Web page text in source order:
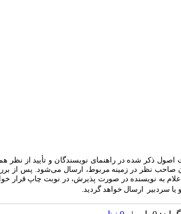
ذکر شده در راهنمای نویسندگان و تأیید از نظر
ارسال به داوری و یا اعلام عدم پذیرش، در هیأت تحریریه تصمیم گیری می‌گردد. در صورت تأیید برای ارسال به داوری، هر مقاله برای ۳
به نویسنده در صورت پذیرش، در نوبت چاپ قرار
یا سردبیر ارسال خواهد گردید.